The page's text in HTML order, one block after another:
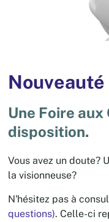
Nouveauté
Une Foire
disposition.
Vous avez un doute?
la visionneuse?
N'hésitez pas à
questions). Celle-ci